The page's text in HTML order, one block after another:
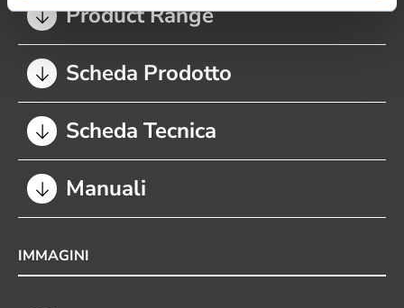
Product Range
Scheda Prodotto
Scheda Tecnica
Manuali
IMMAGINI